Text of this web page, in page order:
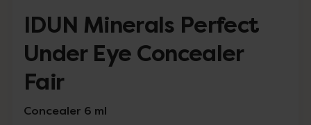
IDUN Minerals Perfect
Under Eye Concealer
Fair
Concealer 6 ml